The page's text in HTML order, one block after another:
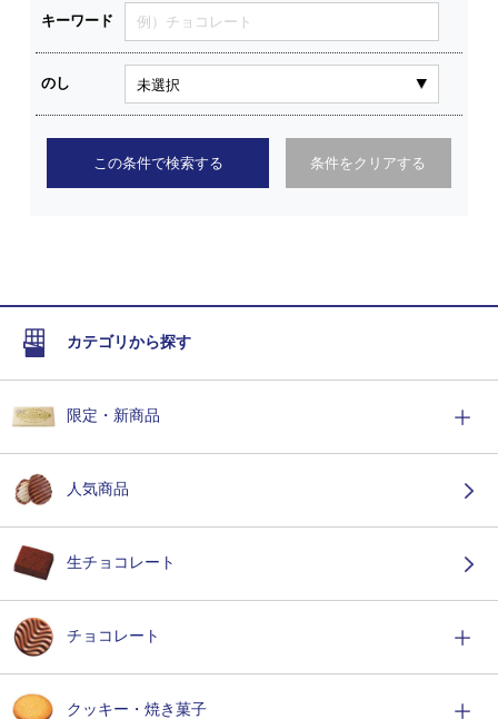
キーワード
のし
この条件で検索する 条件をクリアする
カテゴリから探す
限定・新商品
人気商品
生チョコレート
チョコレート
クッキー・焼き菓子